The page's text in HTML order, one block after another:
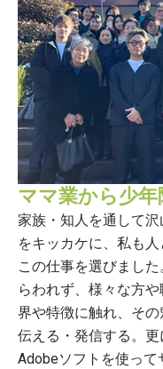
ママ業から少年
家族・知人を通して
をキッカケに、私も
この仕事を選びまし
らわれず、様々な方
界や特徴に触れ、そ
伝える・発信する。
Adobeソフトを使っ